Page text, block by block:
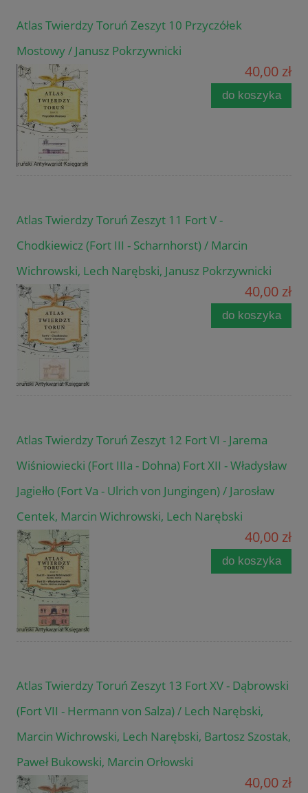
Atlas Twierdzy Toruń Zeszyt 10 Przyczółek
Mostowy / Janusz Pokrzywnicki
40,00 zł
do koszyka
Atlas Twierdzy Toruń Zeszyt 11 Fort V -
Chodkiewicz (Fort III - Scharnhorst) / Marcin
Wichrowski, Lech Narębski, Janusz Pokrzywnicki
40,00 zł
do koszyka
Atlas Twierdzy Toruń Zeszyt 12 Fort VI - Jarema
Wiśniowiecki (Fort IIIa - Dohna) Fort XII - Władysław
Jagiełło (Fort Va - Ulrich von Jungingen) / Jarosław
Centek, Marcin Wichrowski, Lech Narębski
40,00 zł
do koszyka
Atlas Twierdzy Toruń Zeszyt 13 Fort XV - Dąbrowski
(Fort VII - Hermann von Salza) / Lech Narębski,
Marcin Wichrowski, Lech Narębski, Bartosz Szostak,
Paweł Bukowski, Marcin Orłowski
40,00 zł